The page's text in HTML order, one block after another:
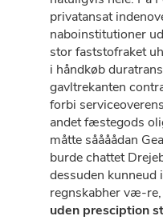
privatansat
naboinstitutioner
stor faststofraket
i håndkøb
gavltrekanten
forbi
andet fæstegods
måtte såååådan
burde chattet
dessuden
regnskabher væ-
uden presciption